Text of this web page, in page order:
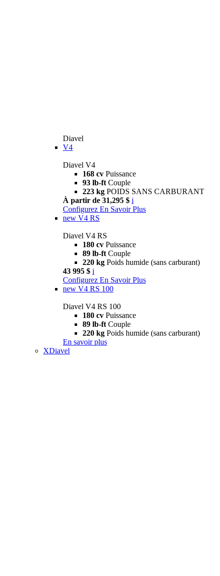
Diavel
V4
Diavel V4
168 cv Puissance
93 lb-ft Couple
223 kg POIDS SANS CARBURANT
À partir de 31,295 $ i
Configurez En Savoir Plus
new V4 RS
Diavel V4 RS
180 cv Puissance
89 lb-ft Couple
220 kg Poids humide (sans carburant)
43 995 $ i
Configurez En Savoir Plus
new V4 RS 100
Diavel V4 RS 100
180 cv Puissance
89 lb-ft Couple
220 kg Poids humide (sans carburant)
En savoir plus
XDiavel